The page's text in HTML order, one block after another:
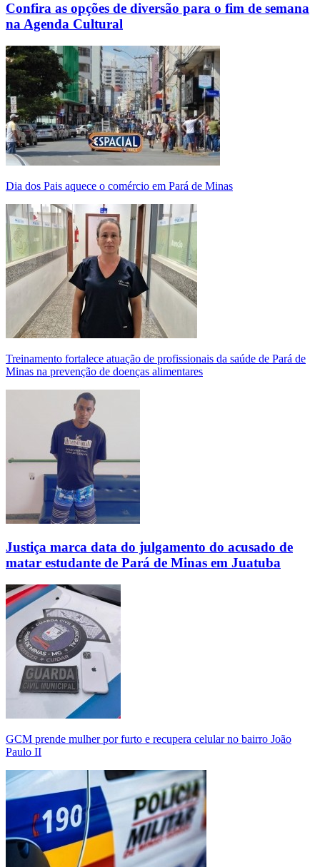
Confira as opções de diversão para o fim de semana
na Agenda Cultural
Dia dos Pais aquece o comércio em Pará de Minas
Treinamento fortalece atuação de profissionais da saúde de Pará de
Minas na prevenção de doenças alimentares
Justiça marca data do julgamento do acusado de
matar estudante de Pará de Minas em Juatuba
GCM prende mulher por furto e recupera celular no bairro João
Paulo II